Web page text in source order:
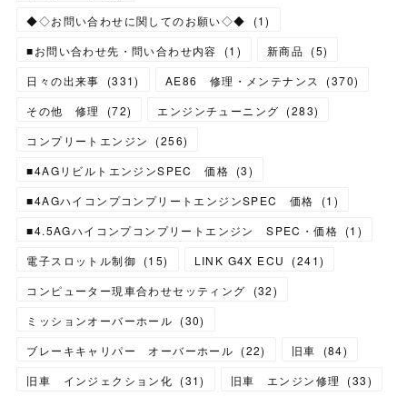
◆◇お問い合わせに関してのお願い◇◆
(1)
■お問い合わせ先・問い合わせ内容
(1 ) 新商品 (5)
日々の出来事
(331) AE86 修理・メンテナンス (370)
その他 修理
(72) エンジンチューニング (283)
コンプリートエンジン
(256)
■4AGリビルトエンジンSPEC 価格 (3)
■4AGハイコンプコンプリートエンジンSPEC 価格
(1 )
■4.5AGハイコンプコンプリートエンジン SPEC・価格 (1 )
電子スロットル制御 (15) LINK G4X ECU (241)
コンピューター現車合わせセッティング
(32)
ミッションオーバーホール (30)
ブレーキキャリパー オーバーホール (22) 旧車 (84)
旧車 インジェクション化 (31) 旧車 エンジン修理 (33)